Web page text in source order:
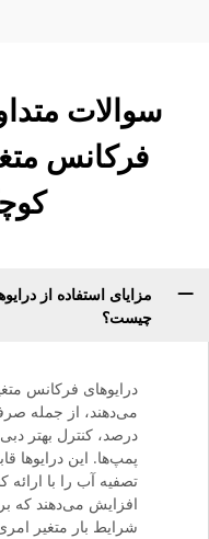
سوالات
فرکانس
مزایای استفاده از
چیست؟
درایوهای فرکانس
درصد، کنترل بهتر
پمپ‌ها. این درایوها
تصفیه آب را با
افزایش می‌دهند که
شرایط بار متغیر